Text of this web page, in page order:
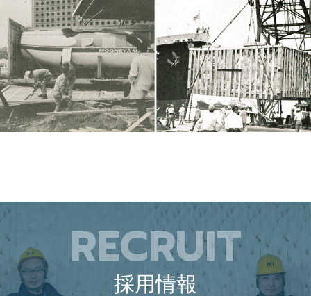
RECRUIT
採用情報